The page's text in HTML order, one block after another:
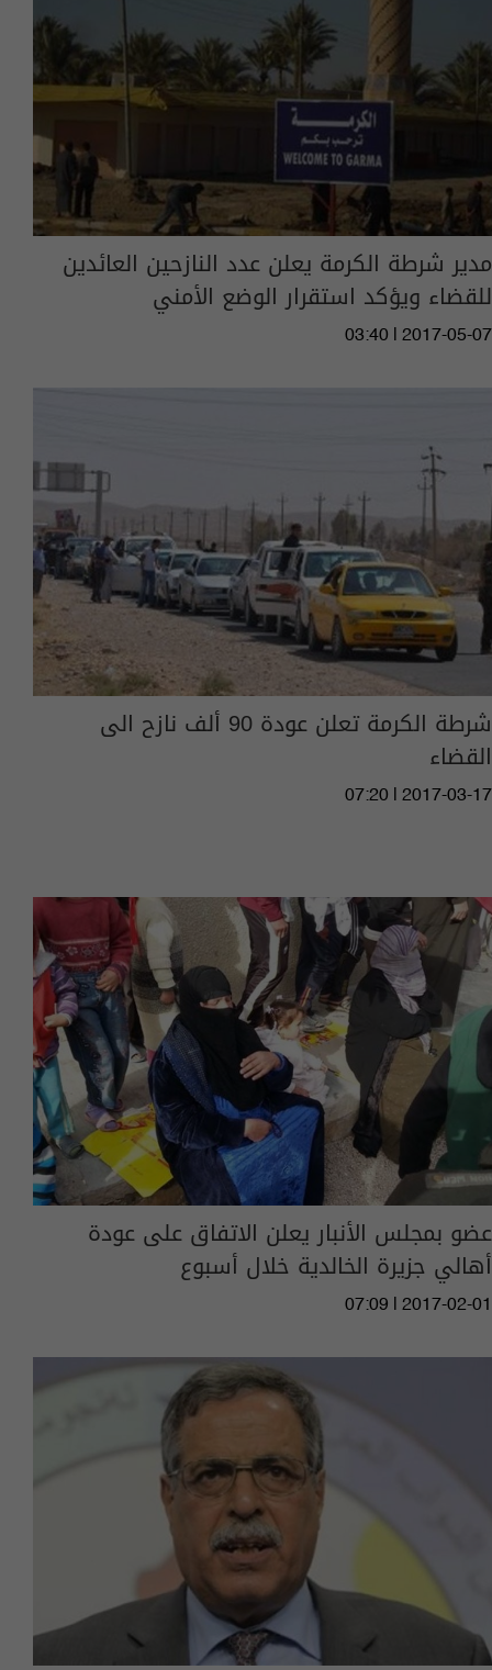
مدير شرطة الكرمة يعلن عدد النازحين العائدين
للقضاء ويؤكد استقرار الوضع الأمني
03:40 | 2017-05-07
شرطة الكرمة تعلن عودة 90 ألف نازح الى
القضاء
07:20 | 2017-03-17
عضو بمجلس الأنبار يعلن الاتفاق على عودة
أهالي جزيرة الخالدية خلال أسبوع
07:09 | 2017-02-01